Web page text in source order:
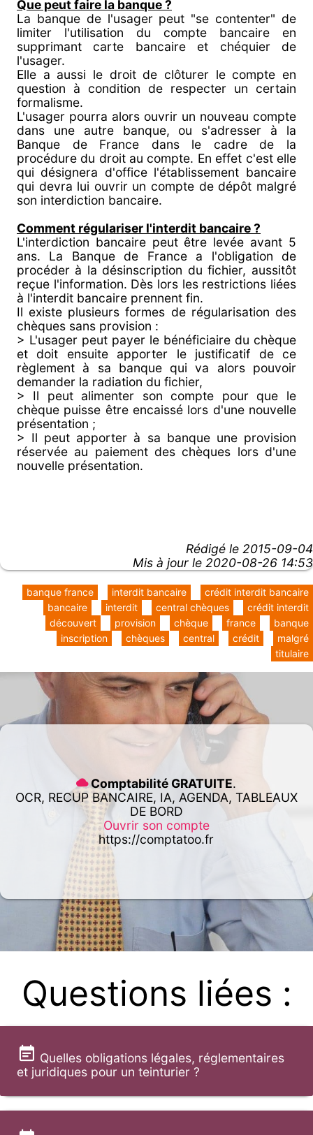
Que peut faire la banque ?
La banque de l'usager peut "se contenter" de
limiter l'utilisation du compte bancaire en
supprimant carte bancaire et chéquier de
l'usager.
Elle a aussi le droit de clôturer le compte en
question à condition de respecter un certain
formalisme.
L'usager pourra alors ouvrir un nouveau compte
dans une autre banque, ou s'adresser à la
Banque de France dans le cadre de la
procédure du droit au compte. En effet c'est elle
qui désignera d'office l'établissement bancaire
qui devra lui ouvrir un compte de dépôt malgré
son interdiction bancaire.
Comment régulariser l'interdit bancaire ?
L'interdiction bancaire peut être levée avant 5
ans. La Banque de France a l'obligation de
procéder à la désinscription du fichier, aussitôt
reçue l'information. Dès lors les restrictions liées
à l'interdit bancaire prennent fin.
Il existe plusieurs formes de régularisation des
chèques sans provision :
> L'usager peut payer le bénéficiaire du chèque
et doit ensuite apporter le justificatif de ce
règlement à sa banque qui va alors pouvoir
demander la radiation du fichier,
> Il peut alimenter son compte pour que le
chèque puisse être encaissé lors d'une nouvelle
présentation ;
> Il peut apporter à sa banque une provision
réservée au paiement des chèques lors d'une
nouvelle présentation.
Rédigé le 2015-09-04
Mis à jour le 2020-08-26 14:53
crédit interdit bancaire
interdit bancaire
banque france
crédit interdit
central chèques
interdit
bancaire
banque
france
chèque
provision
découvert
malgré
crédit
central
chèques
inscription
titulaire
Comptabilité GRATUITE.
OCR, RECUP BANCAIRE, IA, AGENDA, TABLEAUX
DE BORD
Ouvrir son compte
https://comptatoo.fr
Questions liées :
Quelles obligations légales, réglementaires
et juridiques pour un teinturier ?